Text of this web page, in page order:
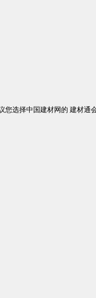
选择中国建材网的 建材通